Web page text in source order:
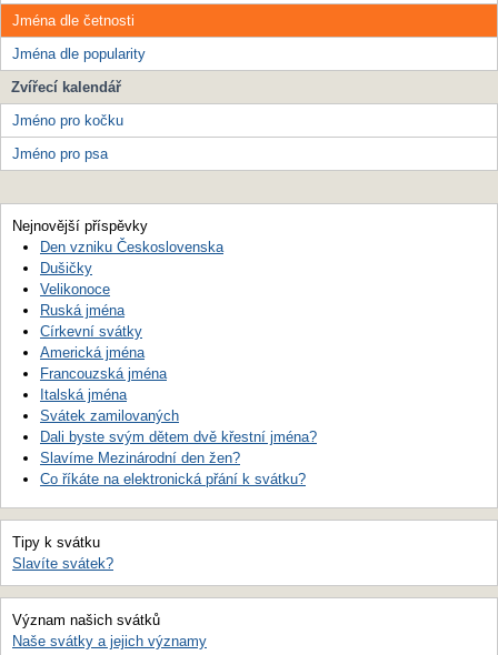
Jména dle četnosti
Jména dle popularity
Zvířecí kalendář
Jméno pro kočku
Jméno pro psa
Nejnovější příspěvky
Den vzniku Československa
Dušičky
Velikonoce
Ruská jména
Církevní svátky
Americká jména
Francouzská jména
Italská jména
Svátek zamilovaných
Dali byste svým dětem dvě křestní jména?
Slavíme Mezinárodní den žen?
Co říkáte na elektronická přání k svátku?
Tipy k svátku
Slavíte svátek?
Význam našich svátků
Naše svátky a jejich významy